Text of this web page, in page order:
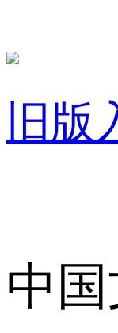
旧版
中